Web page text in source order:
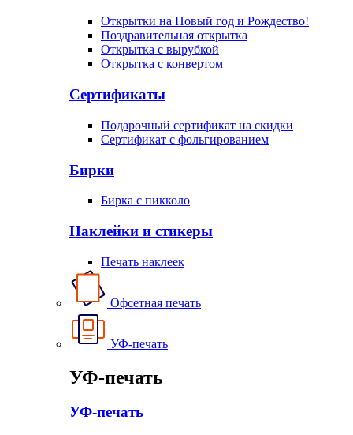
Открытки на Новый год и Рождество!
Поздравительная открытка
Открытка с вырубкой
Открытка с конвертом
Сертификаты
Подарочный сертификат на скидки
Сертификат с фольгированием
Бирки
Бирка с пикколо
Наклейки и стикеры
Печать наклеек
Офсетная печать
УФ-печать
УФ-печать
УФ-печать